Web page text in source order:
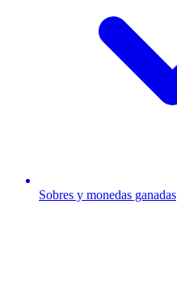
Sobres y monedas ganadas